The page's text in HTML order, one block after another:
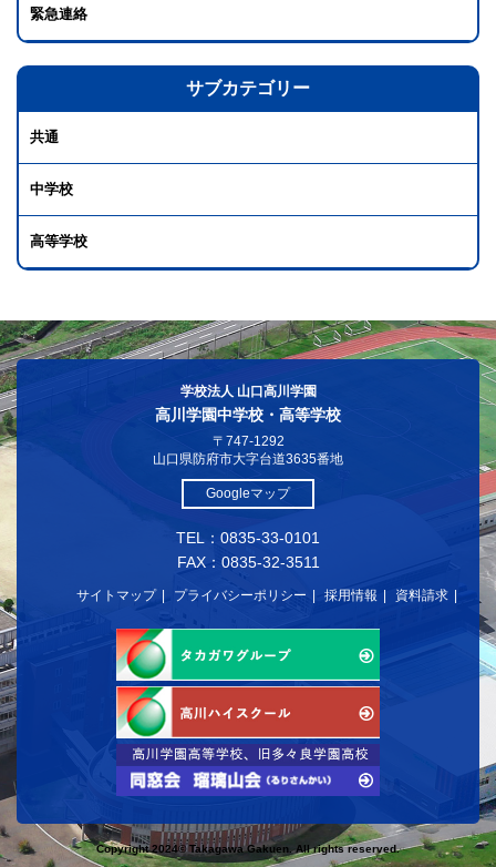
緊急連絡
サブカテゴリー
共通
中学校
高等学校
学校法人 山口高川学園
高川学園中学校・高等学校
〒747-1292
山口県防府市大字台道3635番地
Googleマップ
TEL：0835-33-0101
FAX：0835-32-3511
サイトマップ プライバシーポリシー 採用情報 資料請求
Copyright 2024© Takagawa Gakuen. All rights reserved.